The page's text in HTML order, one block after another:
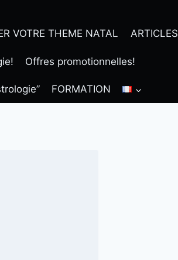
VOTRE THEME NATAL ARTICLES
Offres promotionnelles!
FORMATION